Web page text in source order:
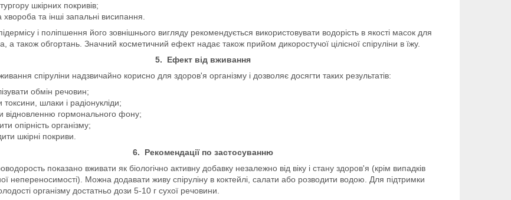
шкірних покривів;
хвороба та інші запальні висипання.
і поліпшення його зовнішнього вигляду рекомендується використовувати водорість в якості масок для
а також обгортань. Значний косметичний ефект надає також прийом дикоростучої цілісної спіруліни в їжу.
5. Ефект від вживання
спіруліни надзвичайно корисно для здоров'я організму і дозволяє досягти таких результатів:
обмін речовин;
токсини, шлаки і радіонукліди;
відновленню гормонального фону;
опірність організму;
шкірні покриви.
6. Рекомендації по застосуванню
показано вживати як біологічно активну добавку незалежно від віку і стану здоров'я (крім випадків
непереносимості). Можна додавати живу спіруліну в коктейлі, салати або розводити водою. Для підтримки
організму достатньо дози 5-10 г сухої речовини.